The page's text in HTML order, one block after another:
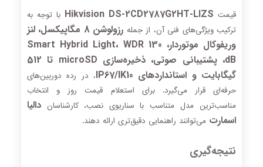
قیمت Hikvision DS-2CD2787G2HT-LIZS با توجه به
ترکیب ویژگی‌های فنی آن، از جمله
رزولوشن 8 مگاپیکسل، لنز
وریفوکال موتوردار، Smart Hybrid Light، WDR 130
dB، پشتیبانی صوتی، ذخیره‌سازی microSD تا 512
گیگابایت و استانداردهای IP67/IK10
، در رده دوربین‌های
حرفه‌ای قرار می‌گیرد. برای استعلام قیمت روز و انتخاب
مناسب‌ترین مدل متناسب با سناریوی نصب، کارشناساندالیا
اسمارت می‌توانند راهنمایی دقیق‌تری ارائه دهند.
نتیجه‌گیری